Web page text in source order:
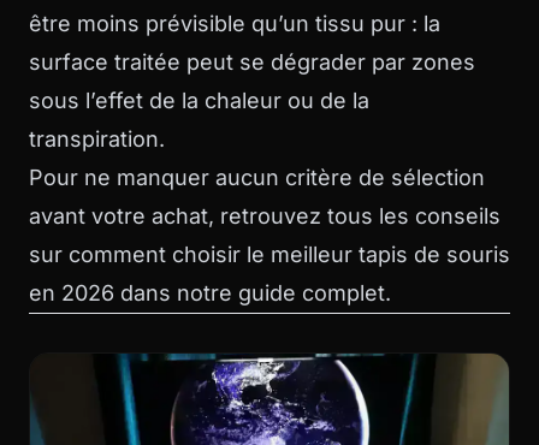
être moins prévisible qu’un tissu pur : la
surface traitée peut se dégrader par zones
sous l’effet de la chaleur ou de la
transpiration.
Pour ne manquer aucun critère de sélection
avant votre achat, retrouvez tous les conseils
sur comment choisir le meilleur tapis de souris
en 2026 dans notre guide complet.